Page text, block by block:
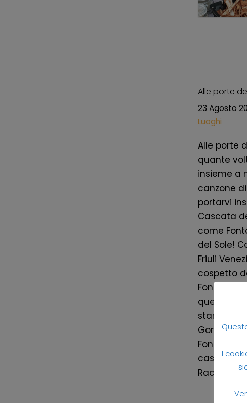
Alle porte
23 Agosto
Luoghi
Alle porte
quante
insieme a
canzone
portarvi
Cascata
come
del Sole!
Friuli
cospetto
questo
starete
Goriuda
cascata
I